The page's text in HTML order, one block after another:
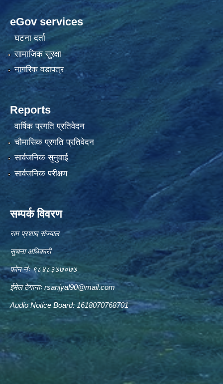
eGov services
घटना दर्ता
सामाजिक सुरक्षा
नागरिक वडापत्र
Reports
वार्षिक प्रगति प्रतिवेदन
चौमासिक प्रगति प्रतिवेदन
सार्वजनिक सुनुवाई
सार्वजनिक परीक्षण
सम्पर्क विवरण
राम प्रशाद संज्याल
सुचना अधिकारी
फोन नंः ९८४८३७७०७७
ईमेल ठेगानाःrsanjyal90@mail.com
Audio Notice Board: 1618070768701